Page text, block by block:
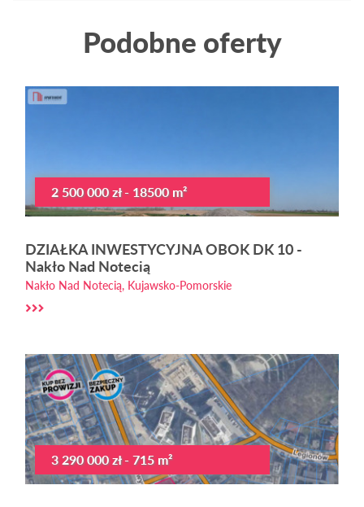
Podobne oferty
2 500 000 zł - 18500 m²
DZIAŁKA INWESTYCYJNA OBOK DK 10 -
Nakło Nad Notecią
Nakło Nad Notecią, Kujawsko-Pomorskie
3 290 000 zł - 715 m²